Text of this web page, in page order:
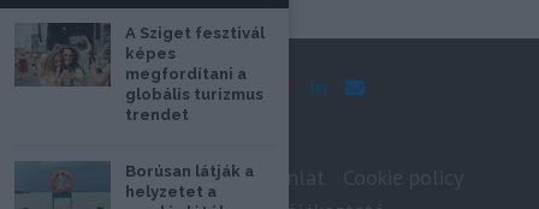
Impresszum Médiaajánlat
A Sziget fesztivál
képes
megfordítani a
globális turizmus
trendet
Borúsan látják a
helyzetet a